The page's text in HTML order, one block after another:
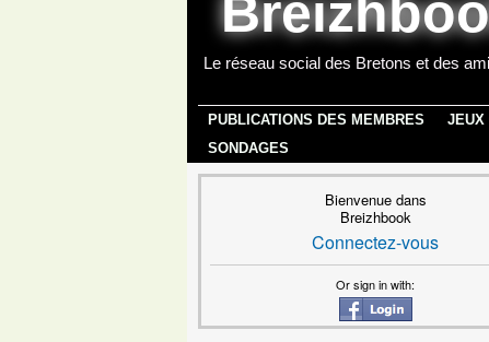
Le réseau social des Bretons et des
PUBLICATIONS DES MEMBRES JEUX
SONDAGES
Bienvenue dans
Breizhbook
Connectez-vous
Or sign in with: